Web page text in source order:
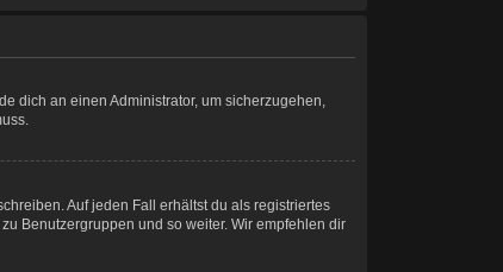
dich an einen Administrator, um sicherzugehen,
Auf jeden Fall erhältst du als registriertes
Benutzergruppen und so weiter. Wir empfehlen dir